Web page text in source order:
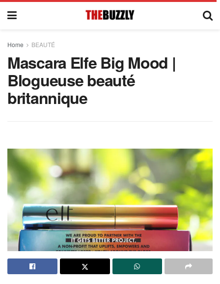
Home BEAUTÉ
Mascara Elfe Big Mood |
Blogueuse beauté
britannique